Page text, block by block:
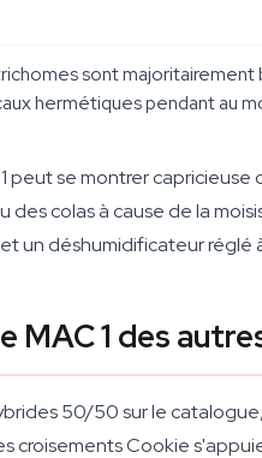
sont majoritairement
hermétiques pendant au
peut se montrer
des colas à cause de la
un déshumidificateur
MAC 1 des
50/50 sur le
croisements Cookie